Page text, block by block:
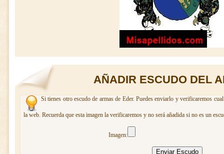
AÑADIR ESCUDO DEL
Si tienes otro escudo de armas de Eder. Puedes enviarlo y verificaremos
la web. Recuerda que esta imagen la verificaremos y no será añadida si no es un
Imagen: